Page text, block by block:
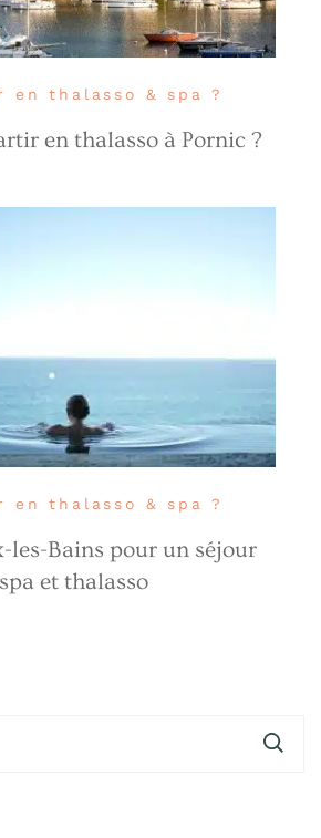
en thalasso & spa ?
en thalasso à Pornic ?
en thalasso & spa ?
les-Bains pour un séjour
spa et thalasso